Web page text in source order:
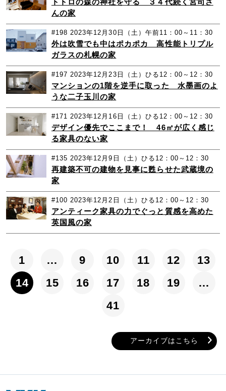
トトロの森の神社を守る ３４代続く宮司さ
んの家
#198 2023年12月30日（土）午前11：00～11：30
外は吹雪でも中はポカポカ 高性能トリプル
ガラスの札幌の家
#197 2023年12月23日（土）ひる12：00～12：30
マンションの1階を逆手に取った 水墨画のよ
うな二子玉川の家
#171 2023年12月16日（土）ひる12：00～12：30
デザイン優先でここまで！ 46㎡が広く感じ
る家具のない家
#135 2023年12月9日（土）ひる12：00～12：30
再建築不可の建物を見事に甦らせた武蔵境の
家
#100 2023年12月2日（土）ひる12：00～12：30
アンティーク家具の力でぐっと質感を高めた
英国風の家
1 … 9 10 11 12
13
14
15 16 17 18 19
…
41
アーカイブはこちら